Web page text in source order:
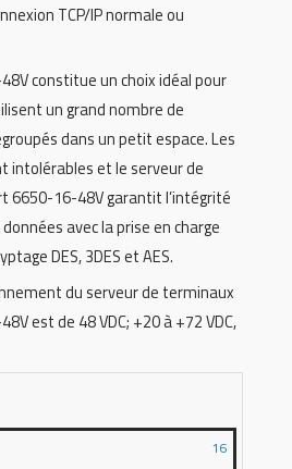
TCP/IP normale ou
constitue un choix idéal pour
un grand nombre de
dans un petit espace. Les
intolérables et le serveur de
6650-16-48V garantit l’intégrité
avec la prise en charge
DES, 3DES et AES.
du serveur de terminaux
est de 48 VDC; +20 à +72 VDC,
16